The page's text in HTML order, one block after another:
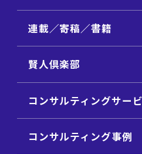
連載／寄稿／書籍
賢人倶楽部
コンサルティングサー
コンサルティング事例